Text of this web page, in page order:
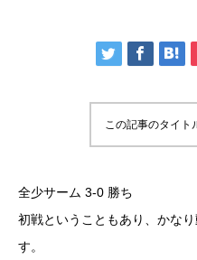
この記事のタイト
全少サーム 3-0 勝ち
初戦ということもあり、かな
す。